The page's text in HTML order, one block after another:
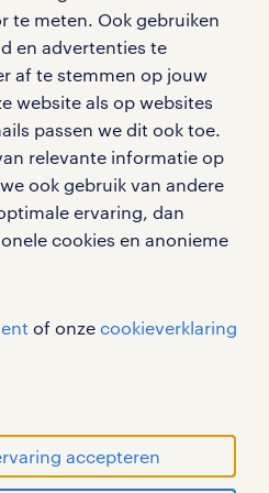
te meten. Ook gebruiken
en advertenties te
af te stemmen op jouw
website als op websites
passen we dit ook toe.
relevante informatie op
ook gebruik van andere
ervaring, dan
cookies en anonieme
of onze cookieverklaring
accepteren
en SHAPING THE